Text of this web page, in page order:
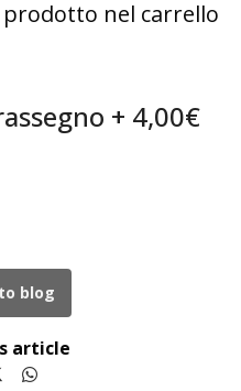
nel carrello
+ 4,00€
blog
article